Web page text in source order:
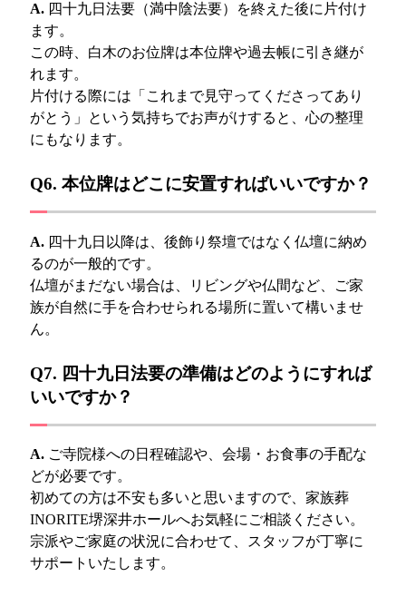
A.四十九日法要（満中陰法要）を終えた後に片付け
ます。
この時、白木のお位牌は本位牌や過去帳に引き継が
れます。
片付ける際には「これまで見守ってくださってあり
がとう」という気持ちでお声がけすると、心の整理
にもなります。
Q6. 本位牌はどこに安置すればいいですか？
A.四十九日以降は、後飾り祭壇ではなく仏壇に納め
るのが一般的です。
仏壇がまだない場合は、リビングや仏間など、ご家
族が自然に手を合わせられる場所に置いて構いませ
ん。
Q7. 四十九日法要の準備はどのようにすれば
いいですか？
A.ご寺院様への日程確認や、会場・お食事の手配な
どが必要です。
初めての方は不安も多いと思いますので、家族葬
INORITE堺深井ホールへお気軽にご相談ください。
宗派やご家庭の状況に合わせて、スタッフが丁寧に
サポートいたします。